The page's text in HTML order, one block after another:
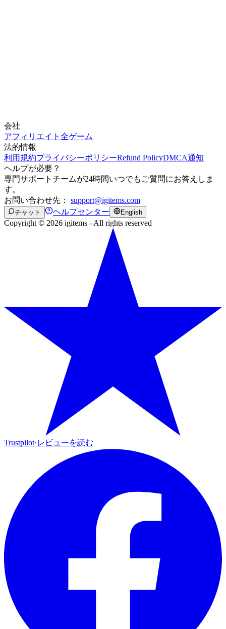
会社
アフィリエイト 全ゲーム
法的情報
利用規約プライバシーポリシーRefund PolicyDMCA通知
ヘルプが必要？
専門サポートチームが24時間いつでもご質問にお答えしま
す。
お問い合わせ先： support@igitems.com
チャット ヘルプセンター English
Copyright © 2026 igitems - All rights reserved
Trustpilot·レビューを読む